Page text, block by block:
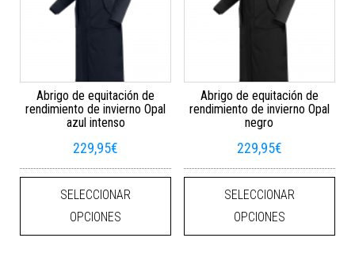
Abrigo de equitación de
rendimiento de invierno Opal
azul intenso
229,95€
SELECCIONAR
OPCIONES
Este producto tiene múltiples
Abrigo de equitación de
rendimiento de invierno Opal
negro
229,95€
SELECCIONAR
OPCIONES